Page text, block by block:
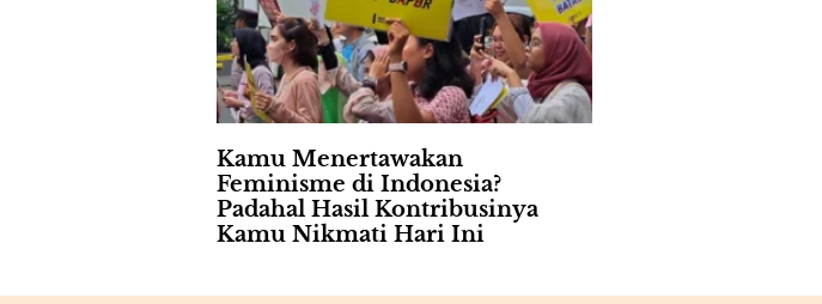
Kamu Menertawakan
Feminisme di Indonesia?
Padahal Hasil Kontribusinya
Kamu Nikmati Hari Ini